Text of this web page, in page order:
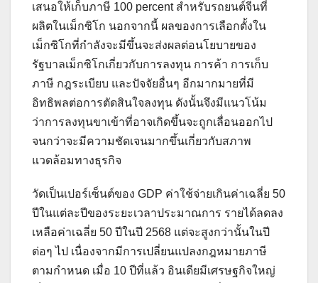
เสนอให้เก็บภาษี 100 percent สำหรับรถยนต์จีนที่
ผลิตในเม็กซิโก นอกจากนี้ ผลของการเลือกตั้งใน
เม็กซิโกที่กำลังจะมีขึ้นจะส่งผลต่อนโยบายของ
รัฐบาลเม็กซิโกเกี่ยวกับการลงทุน การค้า การเก็บ
ภาษี กฎระเบียบ และปัจจัยอื่นๆ อีกมากมายที่มี
อิทธิพลต่อการตัดสินใจลงทุน ดังนั้นจึงมีแนวโน้ม
ว่าการลงทุนขาเข้าที่อาจเกิดขึ้นจะถูกเลื่อนออกไป
จนกว่าจะมีความชัดเจนมากขึ้นเกี่ยวกับสภาพ
แวดล้อมทางธุรกิจ
วัดเป็นเปอร์เซ็นต์ของ GDP ค่าใช้จ่ายเกินค่าเฉลี่ย 50
ปีในแต่ละปีของระยะเวลาประมาณการ รายได้ลดลง
เหลือค่าเฉลี่ย 50 ปีในปี 2568 แต่จะสูงกว่านั้นในปี
ต่อๆ ไป เนื่องจากมีการเปลี่ยนแปลงกฎหมายภาษี
ตามกำหนด เมื่อ 10 ปีที่แล้ว อินเดียมีเศรษฐกิจใหญ่